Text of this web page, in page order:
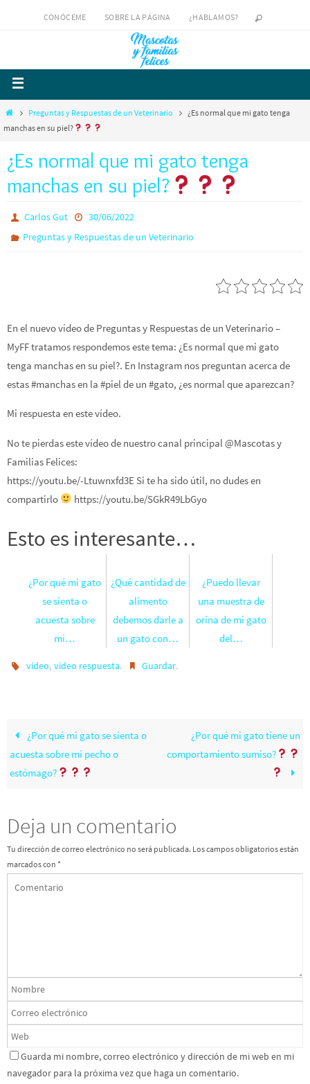
CONÓCEME SOBRE LA PÁGINA ¿HABLAMOS?
Preguntas y Respuestas de un Veterinario
¿Es normal que mi gato tenga
manchas en su piel?
¿Es normal que mi gato tenga
manchas en su piel?
Carlos Gut
30/06/2022
Preguntas y Respuestas de un Veterinario
En el nuevo vídeo de Preguntas y Respuestas de un Veterinario –
MyFF tratamos respondemos este tema: ¿Es normal que mi gato
tenga manchas en su piel?. En Instagram nos preguntan acerca de
estas #manchas en la #piel de un #gato, ¿es normal que aparezcan?
Mi respuesta en este vídeo.
No te pierdas este vídeo de nuestro canal principal @Mascotas y
Familias Felices:
https://youtu.be/-Ltuwnxfd3E Si te ha sido útil, no dudes en
compartirlo
https://youtu.be/SGkR49LbGyo
Esto es interesante…
¿Por qué mi gato
se sienta o
acuesta sobre
mí…
¿Qué cantidad de
alimento
debemos darle a
un gato con…
¿Puedo llevar
una muestra de
orina de mi gato
del…
vídeo,vídeo respuesta. Guardar.
¿Por qué mi gato se sienta o
acuesta sobre mí pecho o
estómago?
¿Por qué mi gato tiene un
comportamiento sumiso?
Deja un comentario
Tu dirección de correo electrónico no será publicada. Los campos obligatorios están
marcados con *
Guarda mi nombre, correo electrónico y dirección de mi web en mi
navegador para la próxima vez que haga un comentario.